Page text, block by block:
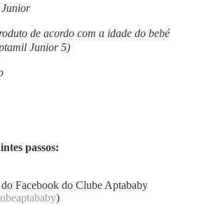
de acordo com a idade do bebé
Junior 5)
passos:
Facebook do Clube Aptababy
)